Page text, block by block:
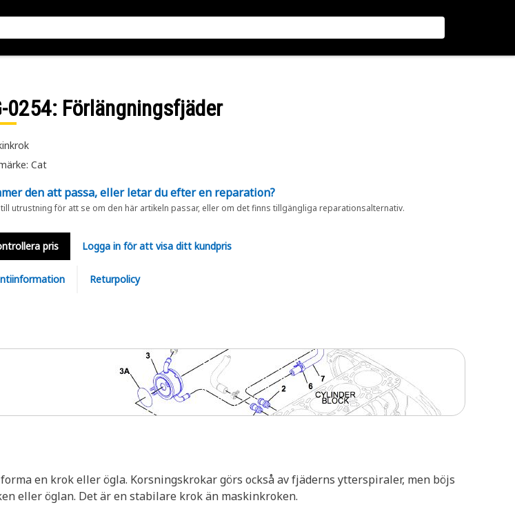
0254: Förlängningsfjäder
Cat
den att passa, eller letar du efter en reparation?
utrustning för att se om den här artikeln passar, eller om det finns tillgängliga reparationsalternativ.
pris Logga in för att visa ditt kundpris
Returpolicy
en krok eller ögla. Korsningskrokar görs också av fjäderns ytterspiraler, men böjs
eller öglan. Det är en stabilare krok än maskinkroken.